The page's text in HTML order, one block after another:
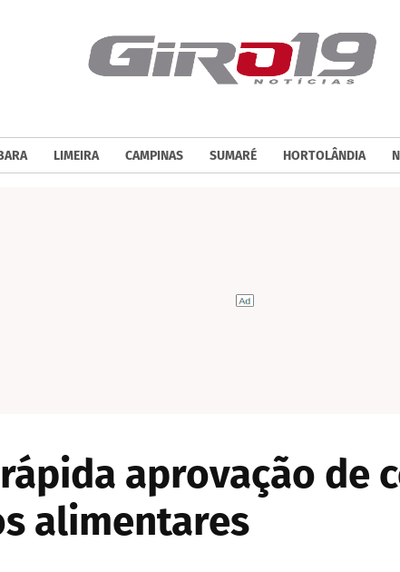
LIMEIRA CAMPINAS SUMARÉ HORTOLÂNDIA
aprovação de
alimentares